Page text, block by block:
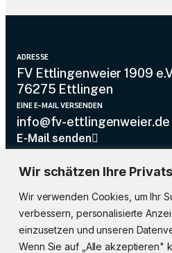
Wir schätzen Ihre
Wir verwenden Cookies, um Ihr
verbessern, personalisierte
einzusetzen und unseren
Wenn Sie auf „Alle akzeptieren"
ADRESSE
FV Ettlingenweier 1909
76275 Ettlingen
EINE E-MAIL VERSENDEN
info@fv-ettlingenweier.de
E-Mail senden
07243 / 91 4 31
Rufen Sie uns an
DIREKTLINKS
Heim